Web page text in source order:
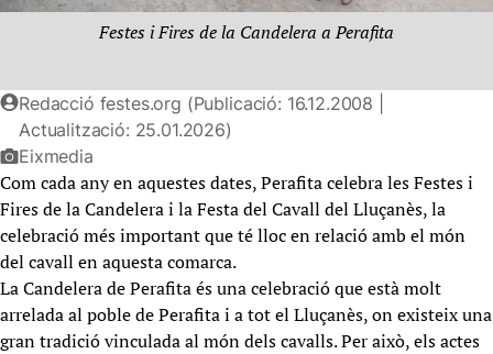
Festes i Fires de la Candelera a Perafita
Redacció festes.org (Publicació: 16.12.2008 |
Actualització: 25.01.2026)
Eixmedia
Com cada any en aquestes dates, Perafita celebra les Festes i
Fires de la Candelera i la Festa del Cavall del Lluçanès, la
celebració més important que té lloc en relació amb el món
del cavall en aquesta comarca.
La Candelera de Perafita és una celebració que està molt
arrelada al poble de Perafita i a tot el Lluçanès, on existeix una
gran tradició vinculada al món dels cavalls. Per això, els actes